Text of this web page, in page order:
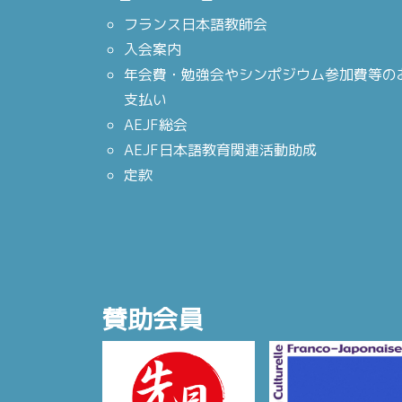
フランス日本語教師会
入会案内
年会費・勉強会やシンポジウム参加費等の
支払い
AEJF総会
AEJF日本語教育関連活動助成
定款
賛助会員